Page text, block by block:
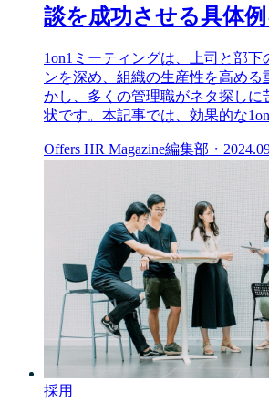
談を成功させる具体
1on1ミーティングは、上司と部下
ンを深め、組織の生産性を高める
かし、多くの管理職がネタ探しに
状です。本記事では、効果的な
Offers HR Magazine編集部 ・
採用